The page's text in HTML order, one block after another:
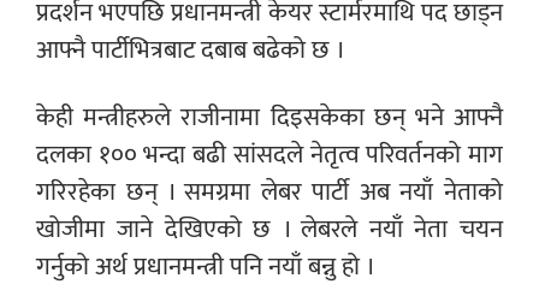
प्रदर्शन भएपछि प्रधानमन्त्री केयर स्टार्मरमाथि पद छाड्न
आफ्नै पार्टीभित्रबाट दबाब बढेको छ ।
केही मन्त्रीहरुले राजीनामा दिइसकेका छन् भने आफ्नै
दलका १०० भन्दा बढी सांसदले नेतृत्व परिवर्तनको माग
गरिरहेका छन् । समग्रमा लेबर पार्टी अब नयाँ नेताको
खोजीमा जाने देखिएको छ । लेबरले नयाँ नेता चयन
गर्नुको अर्थ प्रधानमन्त्री पनि नयाँ बन्नु हो ।